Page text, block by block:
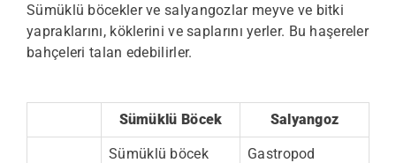
Sümüklü böcekler ve salyangozlar meyve ve bitki
yapraklarını, köklerini ve saplarını yerler. Bu haşereler
bahçeleri talan edebilirler.
Sümüklü Böcek Salyangoz
Sümüklü böcek
Gastropod